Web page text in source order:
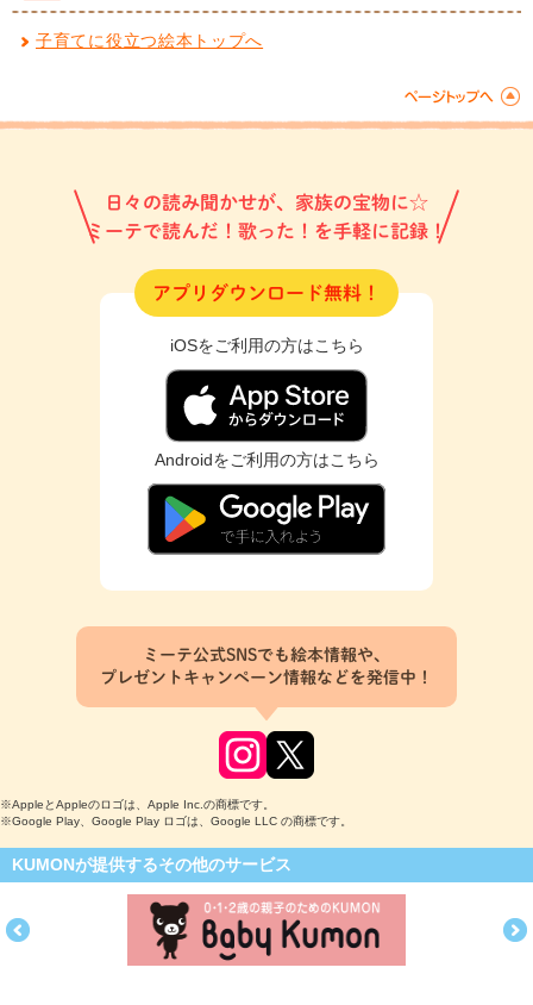
子育てに役立つ絵本トップへ
日々の読み聞かせが、家族の宝物に☆
ミーテで読んだ！歌った！を手軽に記録！
アプリダウンロード無料！
iOSをご利用の方はこちら
Androidをご利用の方はこちら
ミーテ公式SNSでも絵本情報や、
プレゼントキャンペーン情報などを発信中！
※AppleとAppleのロゴは、Apple Inc.の商標です。
※Google Play、Google Play ロゴは、Google LLC の商標です。
KUMONが提供するその他のサービス